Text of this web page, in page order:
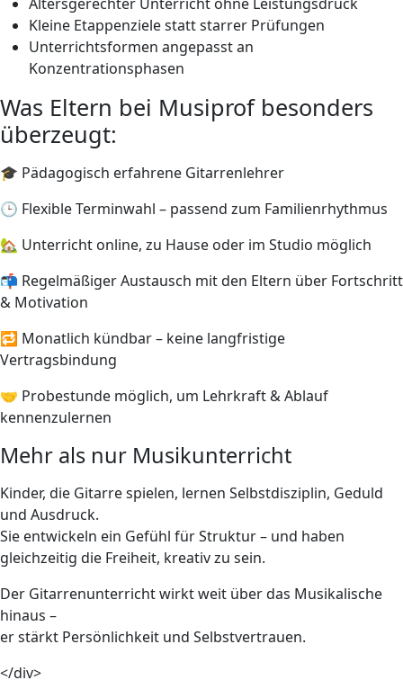
Kleine Etappenziele statt starrer Prüfungen
Unterrichtsformen angepasst an
Konzentrationsphasen
Was Eltern bei Musiprof besonders
überzeugt:
🎓 Pädagogisch erfahrene Gitarrenlehrer
🕒 Flexible Terminwahl – passend zum Familienrhythmus
🏡 Unterricht online, zu Hause oder im Studio möglich
📬 Regelmäßiger Austausch mit den Eltern über Fortschritt
& Motivation
🔁 Monatlich kündbar – keine langfristige
Vertragsbindung
🤝 Probestunde möglich, um Lehrkraft & Ablauf
kennenzulernen
Mehr als nur Musikunterricht
Kinder, die Gitarre spielen, lernen Selbstdisziplin, Geduld
und Ausdruck.
Sie entwickeln ein Gefühl für Struktur – und haben
gleichzeitig die Freiheit, kreativ zu sein.
Der Gitarrenunterricht wirkt weit über das Musikalische
hinaus –
er stärkt Persönlichkeit und Selbstvertrauen.
</div>